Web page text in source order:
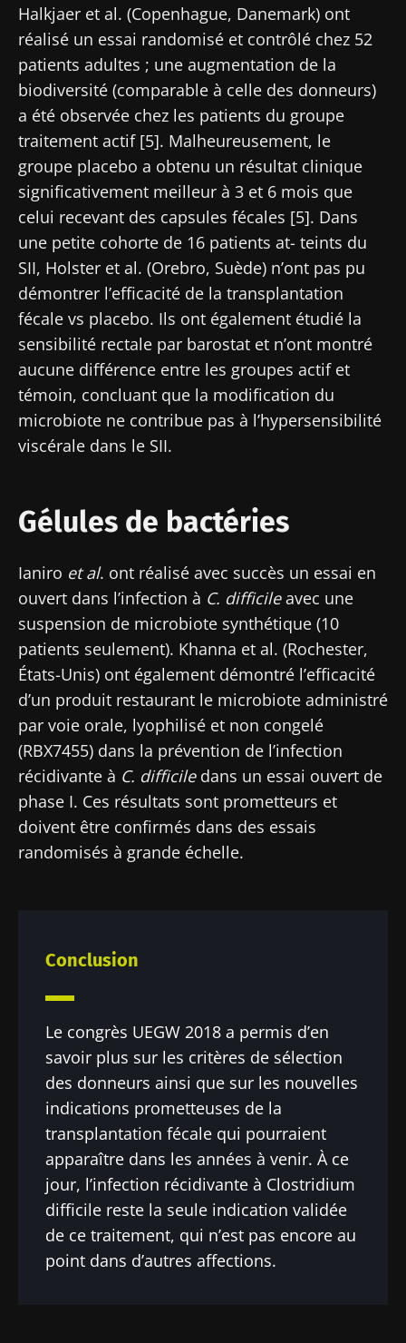
Halkjaer et al. (Copenhague, Danemark) ont
réalisé un essai randomisé et contrôlé chez 52
patients adultes ; une augmentation de la
biodiversité (comparable à celle des donneurs)
a été observée chez les patients du groupe
traitement actif [5]. Malheureusement, le
groupe placebo a obtenu un résultat clinique
significativement meilleur à 3 et 6 mois que
celui recevant des capsules fécales [5]. Dans
une petite cohorte de 16 patients at- teints du
SII, Holster et al. (Orebro, Suède) n’ont pas pu
démontrer l’efficacité de la transplantation
fécale vs placebo. Ils ont également étudié la
sensibilité rectale par barostat et n’ont montré
aucune différence entre les groupes actif et
témoin, concluant que la modification du
microbiote ne contribue pas à l’hypersensibilité
viscérale dans le SII.
Gélules de bactéries
Ianiro et al. ont réalisé avec succès un essai en
ouvert dans l’infection à C. difficileavec une
suspension de microbiote synthétique (10
patients seulement). Khanna et al. (Rochester,
États-Unis) ont également démontré l’efficacité
d’un produit restaurant le microbiote administré
par voie orale, lyophilisé et non congelé
(RBX7455) dans la prévention de l’infection
récidivante à C. difficiledans un essai ouvert de
phase I. Ces résultats sont prometteurs et
doivent être confirmés dans des essais
randomisés à grande échelle.
Conclusion
Le congrès UEGW 2018 a permis d’en
savoir plus sur les critères de sélection
des donneurs ainsi que sur les nouvelles
indications prometteuses de la
transplantation fécale qui pourraient
apparaître dans les années à venir. À ce
jour, l’infection récidivante à Clostridium
difficile reste la seule indication validée
de ce traitement, qui n’est pas encore au
point dans d’autres affections.
* Champs obligatoires
23/07/2026
Impact des
microbiotes
sur la santé
reproductive
16/07/2026
Microbiote
intratumoral
du cancer
un
indicateur
pronostique
indépendant
?
10/07/2026
Une
bactérie
intestinale
qui
développe
la force
musculaire